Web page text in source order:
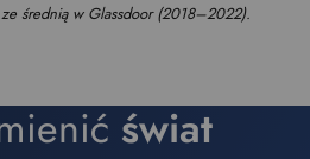
średnią w Glassdoor (2018–2022).
świat